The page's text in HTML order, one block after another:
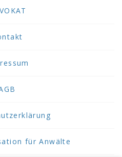
für Anwälte